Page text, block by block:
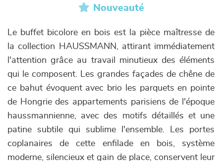
Nouveauté
Le buffet bicolore en bois est la pièce maîtresse de
la collection HAUSSMANN, attirant immédiatement
l'attention grâce au travail minutieux des éléments
qui le composent. Les grandes façades de chêne de
ce bahut évoquent avec brio les parquets en pointe
de Hongrie des appartements parisiens de l'époque
haussmannienne, avec des motifs détaillés et une
patine subtile qui sublime l'ensemble. Les portes
coplanaires de cette enfilade en bois, système
moderne, silencieux et gain de place, conservent leur